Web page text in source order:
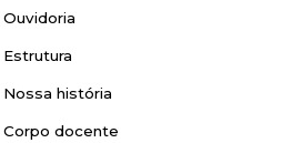
Ouvidoria
Estrutura
Nossa história
Corpo docente